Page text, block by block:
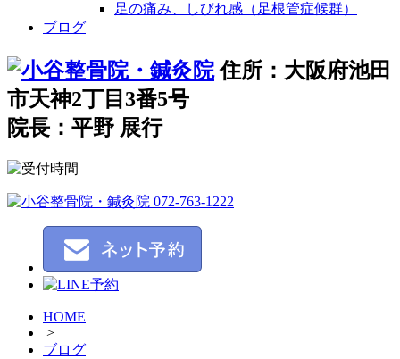
足の痛み、しびれ感（足根管症候群）
ブログ
住所：大阪府池田
市天神2丁目3番5号
院長：平野 展行
HOME
>
ブログ